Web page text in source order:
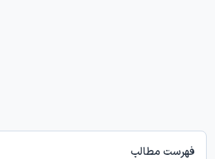
فهرست مطالب